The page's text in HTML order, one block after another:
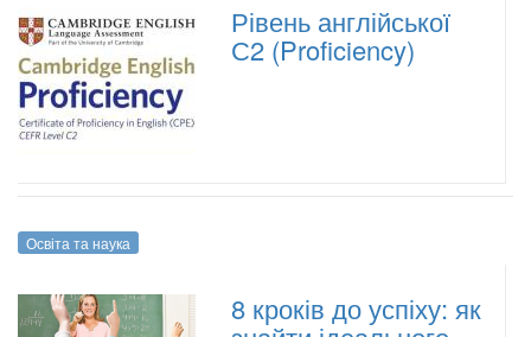
Рівень англійської
С2 (Proficiency)
Освіта та наука
8 кроків до успіху: як